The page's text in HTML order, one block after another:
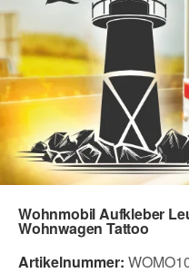
Wohnmobil Aufkleber
Wohnwagen Tattoo
Artikelnummer: